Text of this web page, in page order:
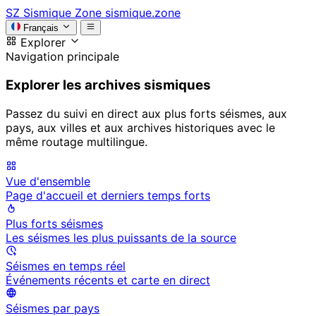
SZ Sismique Zone sismique.zone
Français
Explorer
Navigation principale
Explorer les archives sismiques
Passez du suivi en direct aux plus forts séismes, aux
pays, aux villes et aux archives historiques avec le
même routage multilingue.
Vue d'ensemble
Page d'accueil et derniers temps forts
Plus forts séismes
Les séismes les plus puissants de la source
Séismes en temps réel
Événements récents et carte en direct
Séismes par pays